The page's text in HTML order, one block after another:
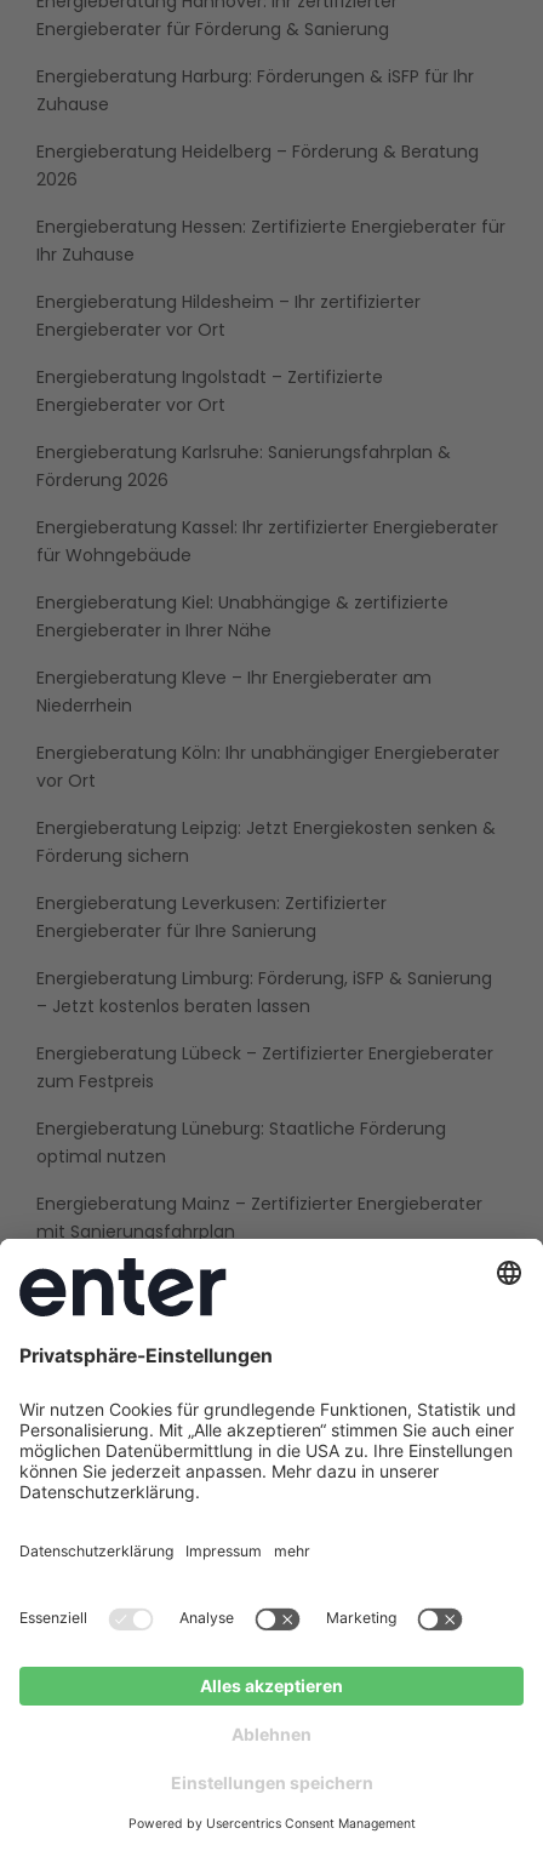
Energieberater für Förderung & Sanierung
Energieberatung Harburg: Förderungen & iSFP für Ihr
Zuhause
Energieberatung Heidelberg – Förderung & Beratung
2026
Energieberatung Hessen: Zertifizierte Energieberater für
Ihr Zuhause
Energieberatung Hildesheim – Ihr zertifizierter
Energieberater vor Ort
Energieberatung Ingolstadt – Zertifizierte
Energieberater vor Ort
Energieberatung Karlsruhe: Sanierungsfahrplan &
Förderung 2026
Energieberatung Kassel: Ihr zertifizierter Energieberater
für Wohngebäude
Energieberatung Kiel: Unabhängige & zertifizierte
Energieberater in Ihrer Nähe
Energieberatung Kleve – Ihr Energieberater am
Niederrhein
Energieberatung Köln: Ihr unabhängiger Energieberater
vor Ort
Energieberatung Leipzig: Jetzt Energiekosten senken &
Förderung sichern
Energieberatung Leverkusen: Zertifizierter
Energieberater für Ihre Sanierung
Energieberatung Limburg: Förderung, iSFP & Sanierung
– Jetzt kostenlos beraten lassen
Energieberatung Lübeck – Zertifizierter Energieberater
zum Festpreis
Energieberatung Lüneburg: Staatliche Förderung
optimal nutzen
Energieberatung Mainz – Zertifizierter Energieberater
mit Sanierungsfahrplan
Energieberatung Mannheim: Zertifiziert, unabhängig &
mit Förderung 2026
Energieberatung München – Ihr zertifizierter
Energieberatung Münster – Jetzt Energieberater finden
& Förderung sichern
Energieberatung Niedersachsen: Förderung & digitale
Überblick 2026
Energieberater vor Ort
Energieberatung Oldenburg: Ihr zertifizierter
Energieberater für Sanierung & Förderung